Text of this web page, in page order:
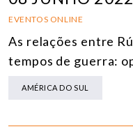
EVENTOS ONLINE
As relações entre
tempos de guerra:
AMÉRICA DO SUL